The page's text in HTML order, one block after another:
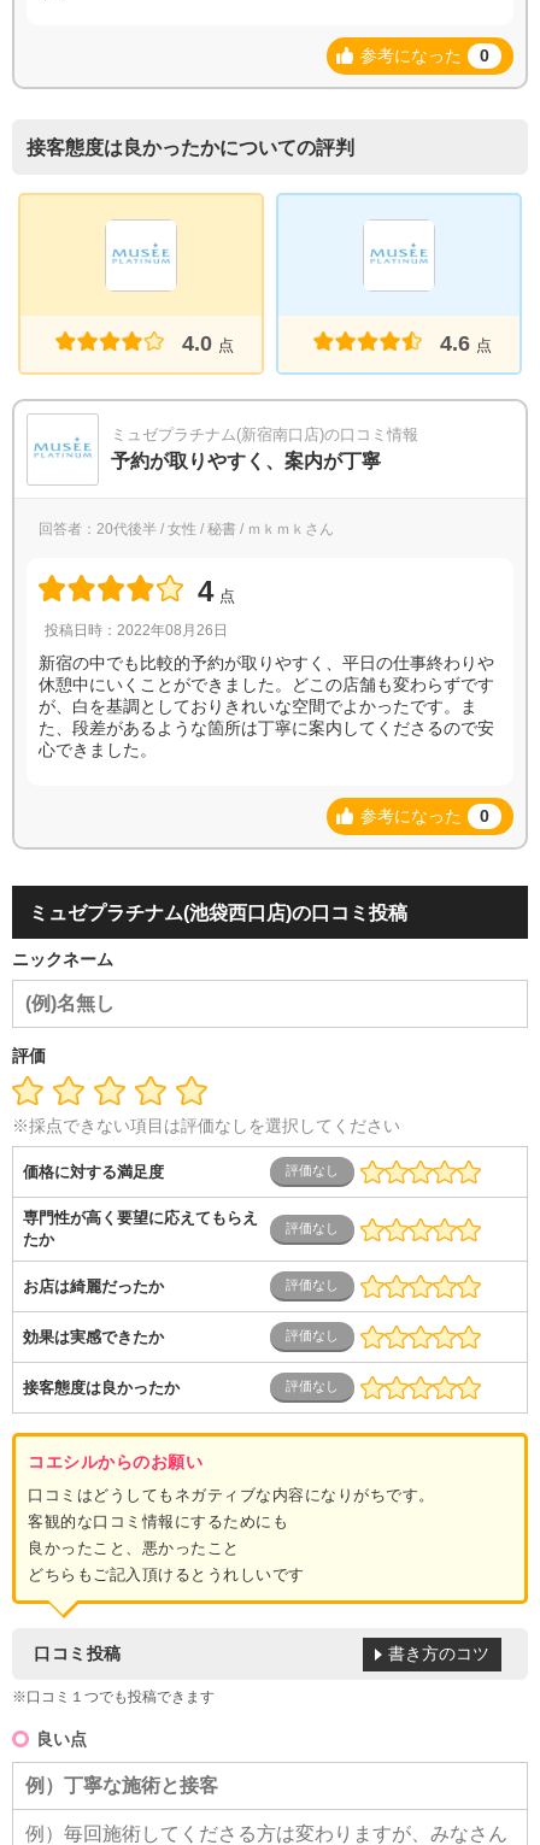
参考になった 0
接客態度は良かったかについての評判
4.0 点 4.6 点
ミュゼプラチナム(新宿南口店)の口コミ情報
予約が取りやすく、案内が丁寧
回答者：20代後半 / 女性 / 秘書 / ｍｋｍｋさん
4 点
投稿日時：2022年08月26日
新宿の中でも比較的予約が取りやすく、平日の仕事終わりや
休憩中にいくことができました。どこの店舗も変わらずです
が、白を基調としておりきれいな空間でよかったです。ま
た、段差があるような箇所は丁寧に案内してくださるので安
心できました。
参考になった 0
ミュゼプラチナム(池袋西口店)の口コミ投稿
ニックネーム
評価
※採点できない項目は評価なしを選択してください
価格に対する満足度
専門性が高く要望に応えてもらえ
たか
お店は綺麗だったか
効果は実感できたか
接客態度は良かったか
コエシルからのお願い
口コミはどうしてもネガティブな内容になりがちです。
客観的な口コミ情報にするためにも
良かったこと、悪かったこと
どちらもご記入頂けるとうれしいです
口コミ投稿
※口コミ１つでも投稿できます
書き方のコツ
良い点